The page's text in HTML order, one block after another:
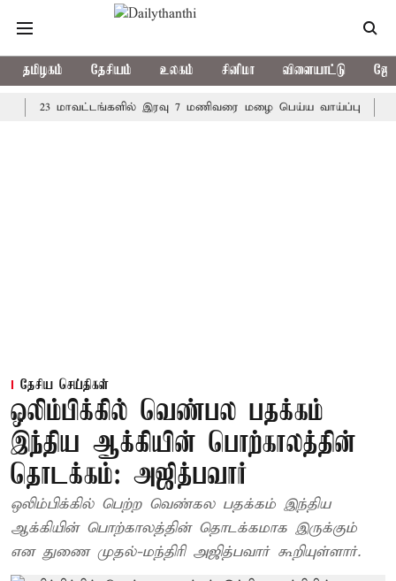
தமிழகம் தேசியம் உலகம் சினிமா விளையாட்டு
23 மாவட்டங்களில் இரவு 7 மணிவரை மழை பெய்ய வாய்ப்பு கொரிய
தேசிய செய்திகள்
ஒலிம்பிக்கில் வெண்பல பதக்கம்
இந்திய ஆக்கியின் பொற்காலத்தின்
தொடக்கம்: அஜித்பவார்
ஒலிம்பிக்கில் பெற்ற வெண்கல பதக்கம் இந்திய
ஆக்கியின் பொற்காலத்தின் தொடக்கமாக இருக்கும்
என துணை முதல்-மந்திரி அஜித்பவார் கூறியுள்ளார்.